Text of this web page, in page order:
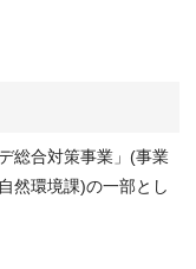
総合対策事業」(事業
然環境課)の一部とし